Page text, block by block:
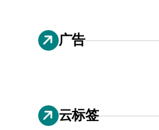
广告
云标签